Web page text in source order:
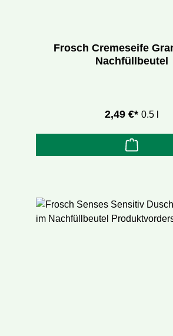
Frosch Cremeseife
Nachfüllbeutel
2,49 €* 0.5 l